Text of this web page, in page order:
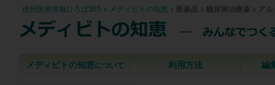
信州医療情報ひろば365 > メディビトの知恵 > 医薬品 > 糖尿病治療薬 > ア
メディビトの知恵について 利用方法 編